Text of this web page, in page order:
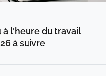
à l'heure du travail
à suivre